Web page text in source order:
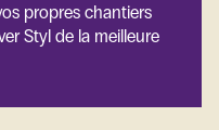
propres chantiers
Styl de la meilleure